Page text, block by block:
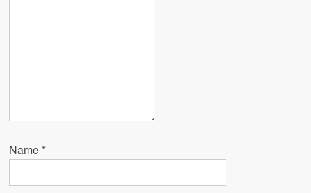
Name *